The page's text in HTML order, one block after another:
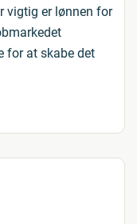
vigtig er lønnen for
for at skabe det